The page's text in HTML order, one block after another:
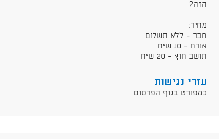
הזה?​
מחיר:
חבר - ללא תשלום
אורח - 10 ש"ח
תושב חוץ - 20 ש"ח
עזרי נגישות
כמפורט בגוף הפרסום